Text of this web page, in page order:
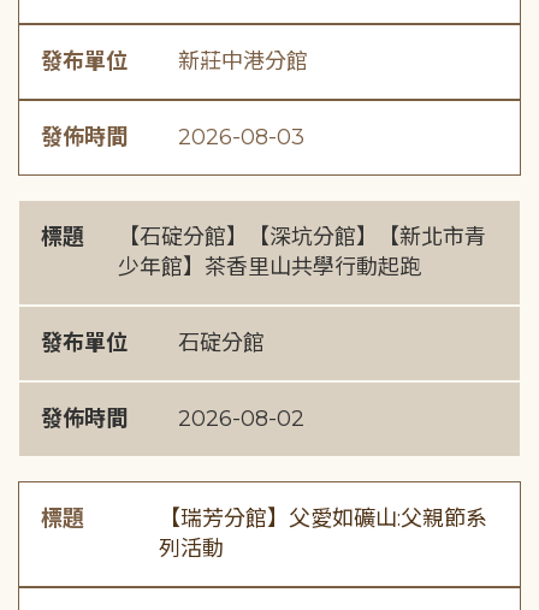
發布單位 新莊中港分館
發佈時間 2026-08-03
標題
【石碇分館】【深坑分館】【新北市青
少年館】茶香里山共學行動起跑
發布單位 石碇分館
發佈時間 2026-08-02
標題
【瑞芳分館】父愛如礦山:父親節系
列活動